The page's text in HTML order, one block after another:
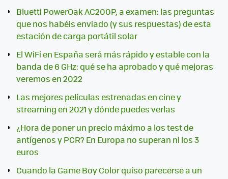
Bluetti PowerOak AC200P, a examen: las preguntas
que nos habéis enviado (y sus respuestas) de esta
estación de carga portátil solar
El WiFi en España será más rápido y estable con la
banda de 6 GHz: qué se ha aprobado y qué mejoras
veremos en 2022
Las mejores películas estrenadas en cine y
streaming en 2021 y dónde puedes verlas
¿Hora de poner un precio máximo a los test de
antígenos y PCR? En Europa no superan ni los 3
euros
Cuando la Game Boy Color quiso parecerse a un